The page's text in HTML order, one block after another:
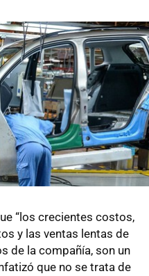
“los crecientes costos,
y las ventas lentas de
de la compañía, son un
que no se trata de